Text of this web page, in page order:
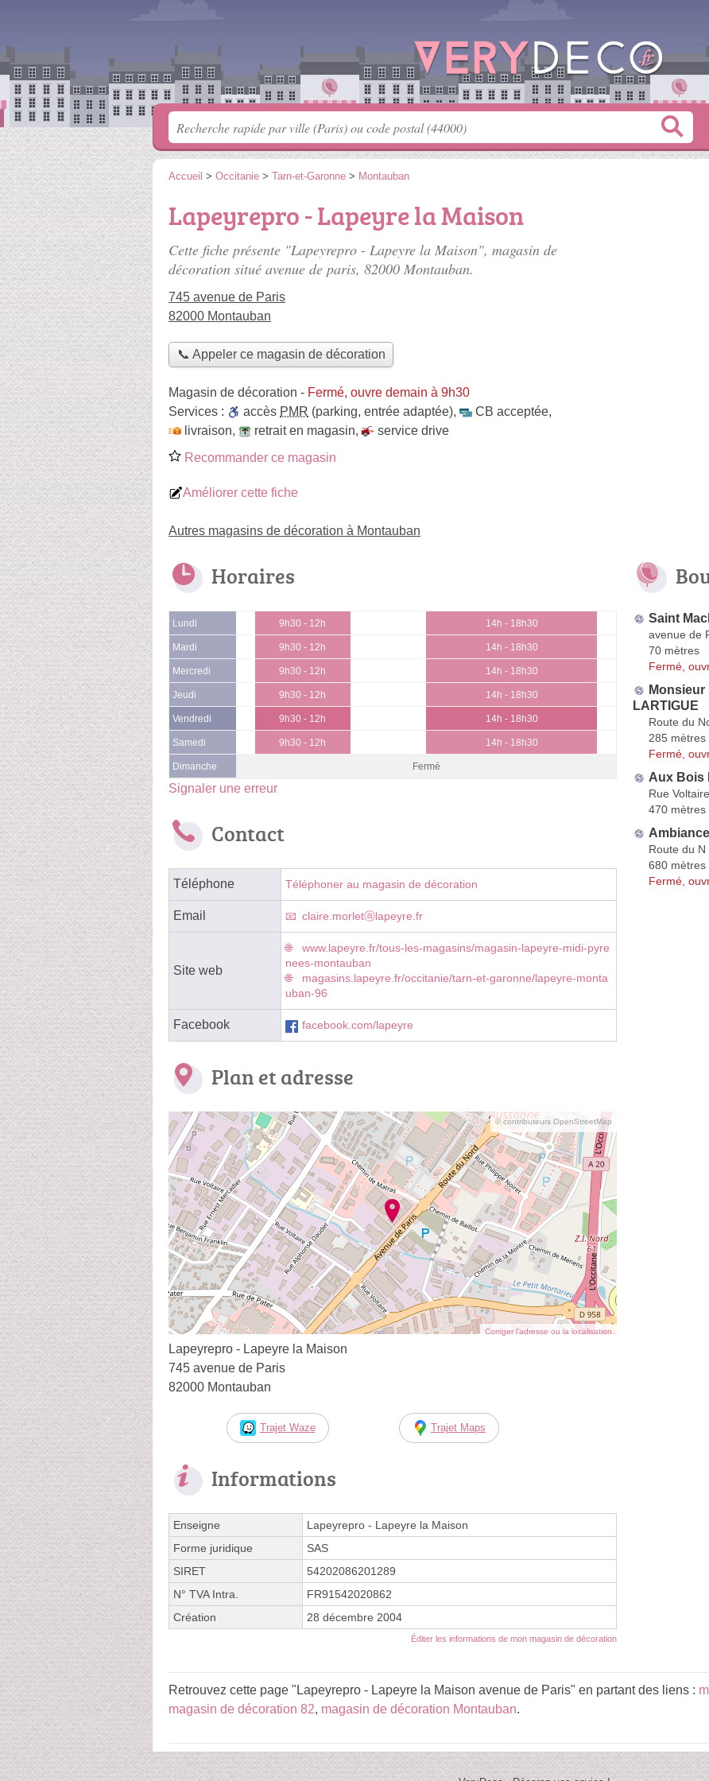
Accueil > Occitanie > Tarn-et-Garonne > Montauban
Lapeyrepro - Lapeyre la Maison
Cette fiche présente "Lapeyrepro - Lapeyre la Maison", magasin de
décoration situé avenue de paris, 82000 Montauban.
745 avenue de Paris
82000 Montauban
📞 Appeler ce magasin de décoration
Magasin de décoration - Fermé, ouvre demain à 9h30
Services :
accès PMR (parking, entrée adaptée), CB acceptée,
livraison, retrait en magasin,
service drive
Recommander ce magasin
Améliorer cette fiche
Autres magasins de décoration à Montauban
Horaires
Lundi 9h30 - 12h 14h - 18h30
Mardi 9h30 - 12h 14h - 18h30
Mercredi 9h30 - 12h 14h - 18h30
Jeudi 9h30 - 12h 14h - 18h30
Vendredi 9h30 - 12h 14h - 18h30
Samedi 9h30 - 12h 14h - 18h30
Dimanche Fermé
Signaler une erreur
Contact
Téléphone Téléphoner au magasin de décoration
Email claire.morletⓐlapeyre.fr
Site web
www.lapeyre.fr/tous-les-magasins/magasin-lapeyre-midi-pyre
nees-montauban
magasins.lapeyre.fr/occitanie/tarn-et-garonne/lapeyre-monta
uban-96
Facebook facebook.com/lapeyre
Plan et adresse
© contributeurs OpenStreetMap
Corriger l’adresse ou la localisation
Lapeyrepro - Lapeyre la Maison
745 avenue de Paris
82000 Montauban
Trajet Waze Trajet Maps
Informations
Enseigne
Lapeyrepro - Lapeyre la Maison
Forme juridique
SAS
SIRET
54202086201289
N° TVA Intra.
FR91542020862
Création
28 décembre 2004
Éditer les informations de mon magasin de décoration
Saint
avenue de
70 mètres
Fermé,
Monsieur
LARTIGUE
Route du
285 mètres
Fermé,
Aux Bois
Rue Voltaire
470 mètres
Route du N
680 mètres
Fermé,
Retrouvez cette page "Lapeyrepro - Lapeyre la Maison avenue de Paris" en partant des liens :
magasin de décoration 82, magasin de décoration Montauban.